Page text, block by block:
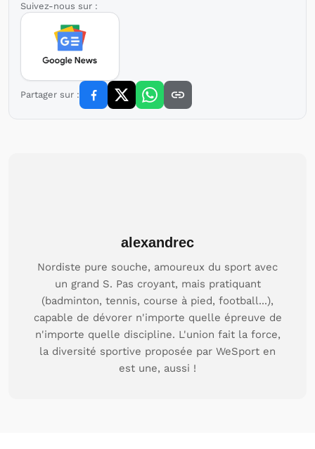
Suivez-nous sur :
Partager sur :
alexandrec
Nordiste pure souche, amoureux du sport avec
un grand S. Pas croyant, mais pratiquant
(badminton, tennis, course à pied, football...),
capable de dévorer n'importe quelle épreuve de
n'importe quelle discipline. L'union fait la force,
la diversité sportive proposée par WeSport en
est une, aussi !